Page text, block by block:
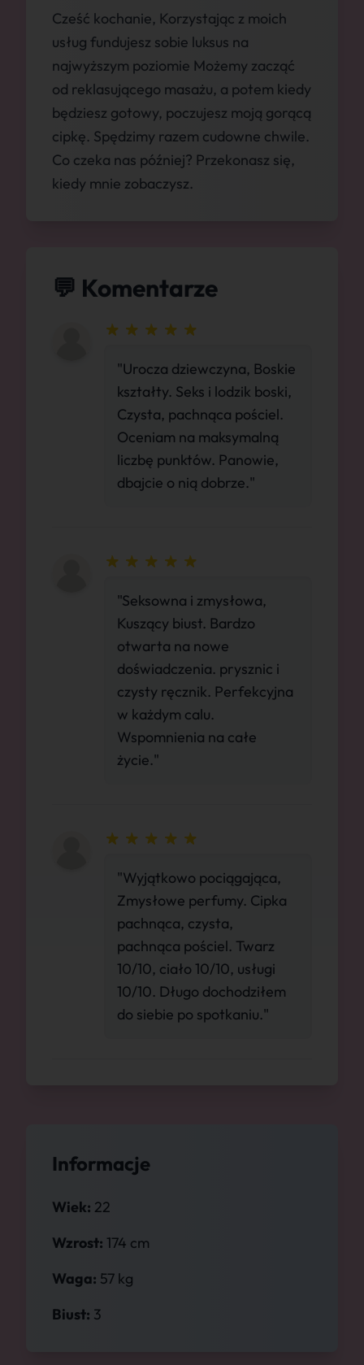
Informacje
Wiek: 22
Wzrost: 174 cm
Waga: 57 kg
Biust: 3
Cześć kochanie, Korzystając z moich
usług fundujesz sobie luksus na
najwyższym poziomie Możemy zacząć
od reklasującego masażu, a potem kiedy
będziesz gotowy, poczujesz moją gorącą
cipkę. Spędzimy razem cudowne chwile.
Co czeka nas później? Przekonasz się,
kiedy mnie zobaczysz.
💬 Komentarze
"Urocza dziewczyna, Boskie
kształty. Seks i lodzik boski,
Czysta, pachnąca pościel.
Oceniam na maksymalną
liczbę punktów. Panowie,
dbajcie o nią dobrze."
"Seksowna i zmysłowa,
Kuszący biust. Bardzo
otwarta na nowe
doświadczenia. prysznic i
czysty ręcznik. Perfekcyjna
w każdym calu.
Wspomnienia na całe
życie."
"Wyjątkowo pociągająca,
Zmysłowe perfumy. Cipka
pachnąca, czysta,
pachnąca pościel. Twarz
10/10, ciało 10/10, usługi
10/10. Długo dochodziłem
do siebie po spotkaniu."